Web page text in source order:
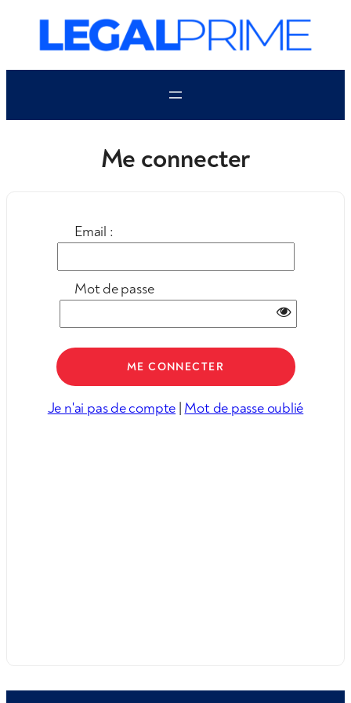
contenu
Me connecter
Email :
Mot de passe
Je n'ai pas de compte | Mot de passe oublié